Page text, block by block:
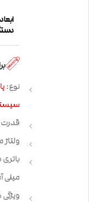
ابعاد
نوع:
قدرت: 12
میلی